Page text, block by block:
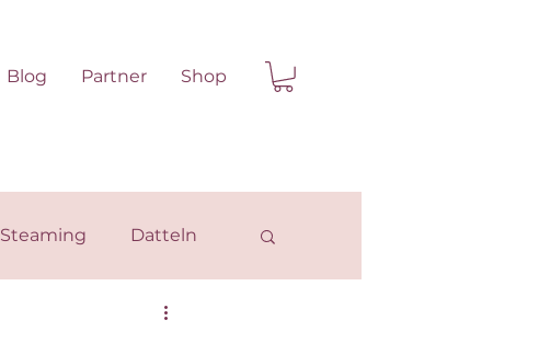
Blog Partner Shop
Steaming Datteln